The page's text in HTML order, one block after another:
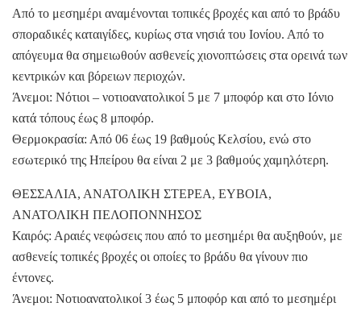
Από το μεσημέρι αναμένονται τοπικές βροχές και από το βράδυ
σποραδικές καταιγίδες, κυρίως στα νησιά του Ιονίου. Από το
απόγευμα θα σημειωθούν ασθενείς χιονοπτώσεις στα ορεινά των
κεντρικών και βόρειων περιοχών.
Άνεμοι: Νότιοι – νοτιοανατολικοί 5 με 7 μποφόρ και στο Ιόνιο
κατά τόπους έως 8 μποφόρ.
Θερμοκρασία: Από 06 έως 19 βαθμούς Κελσίου, ενώ στο
εσωτερικό της Ηπείρου θα είναι 2 με 3 βαθμούς χαμηλότερη.
ΘΕΣΣΑΛΙΑ, ΑΝΑΤΟΛΙΚΗ ΣΤΕΡΕΑ, ΕΥΒΟΙΑ,
ΑΝΑΤΟΛΙΚΗ ΠΕΛΟΠΟΝΝΗΣΟΣ
Καιρός: Αραιές νεφώσεις που από το μεσημέρι θα αυξηθούν, με
ασθενείς τοπικές βροχές οι οποίες το βράδυ θα γίνουν πιο
έντονες.
Άνεμοι: Νοτιοανατολικοί 3 έως 5 μποφόρ και από το μεσημέρι